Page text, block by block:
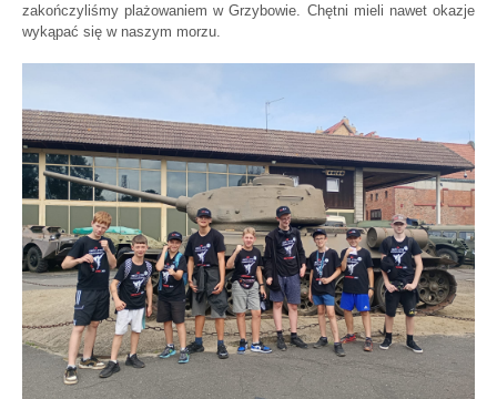
zakończyliśmy plażowaniem w Grzybowie. Chętni mieli nawet okazje
wykąpać się w naszym morzu.